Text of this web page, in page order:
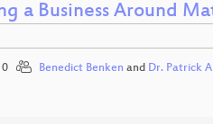
a Business Around
Benedict Benken and Dr. Patrick